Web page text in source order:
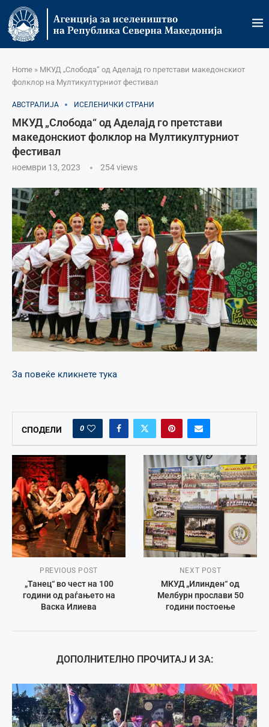
Home » МКУД „Слобода“ од Аделајд го претстави македонскиот
фолклор на Мултикултурниот фестивал
АВСТРАЛИЈА ИСЕЛЕНИЧКИ СТРАНИ
МКУД „Слобода“ од Аделајд го претстави
македонскиот фолклор на Мултикултурниот
фестивал
ноември 13, 2023 254views
За повеќе кликнете тука
СПОДЕЛИ 0
PREVIOUS POST
„Танец“ во чест на 100
години од раѓањето на
Васка Илиева
NEXT POST
МКУД „Илинден“ од
Мелбурн прослави 50
години постоење
ДОПОЛНИТЕЛНО ПРОЧИТАЈ И ЗА: